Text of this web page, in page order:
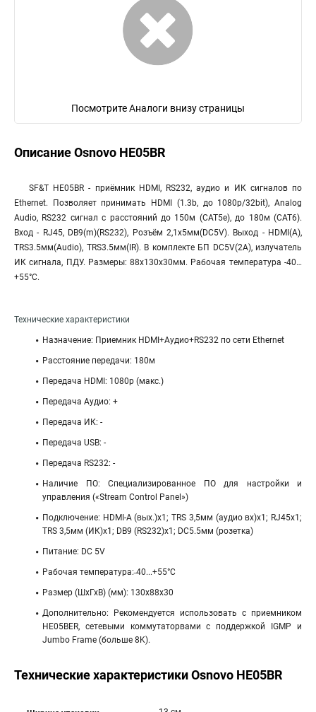
Посмотрите Аналоги внизу страницы
Описание Osnovo HE05BR
SF&T HE05BR - приёмник HDMI, RS232, аудио и ИК сигналов по
Ethernet. Позволяет принимать HDMI (1.3b, до 1080p/32bit), Analog
Audio, RS232 сигнал с расстояний до 150м (CAT5e), до 180м (CAT6).
Вход - RJ45, DB9(m)(RS232), Розъём 2,1х5мм(DC5V). Выход - HDMI(A),
TRS3.5мм(Audio), TRS3.5мм(IR). В комплекте БП DC5V(2А), излучатель
ИК сигнала, ПДУ. Размеры: 88x130x30мм. Рабочая температура -40…
+55°С.
Технические характеристики
Назначение: Приемник HDMI+Аудио+RS232 по сети Ethernet
Расстояние передачи: 180м
Передача HDMI: 1080p (макс.)
Передача Аудио: +
Передача ИК: -
Передача USB: -
Передача RS232: -
Наличие ПО: Специализированное ПО для настройки и
управления («Stream Control Panel»)
Подключение: HDMI-A (вых.)х1; TRS 3,5мм (аудио вх)х1; RJ45х1;
TRS 3,5мм (ИК)х1; DB9 (RS232)х1; DC5.5мм (розетка)
Питание: DC 5V
Рабочая температура: ̶40...+55°С
Размер (ШхГхВ) (мм): 130х88х30
Дополнительно: Рекомендуется использовать с приемником
HE05BER, сетевыми коммутаторвами с поддержкой IGMP и
Jumbo Frame (больше 8K).
Технические характеристики Osnovo HE05BR